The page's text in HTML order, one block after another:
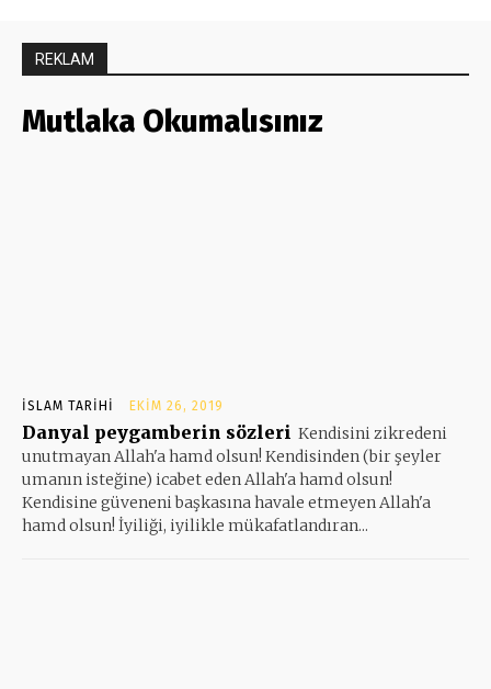
REKLAM
Mutlaka Okumalısınız
İSLAM TARIHI EKIM 26, 2019
Danyal peygamberin sözleri Kendisini zikredeni
unutmayan Allah'a hamd olsun! Kendisinden (bir şeyler
umanın isteğine) icabet eden Allah'a hamd olsun!
Kendisine güveneni başkasına havale etmeyen Allah'a
hamd olsun! İyiliği, iyilikle mükafatlandıran...